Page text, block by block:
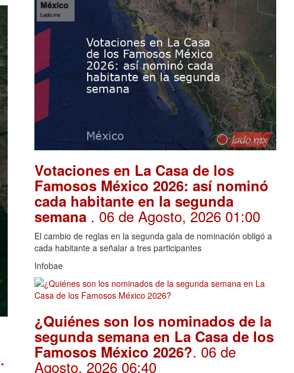
.
Votaciones en La Casa de los
Famosos México 2026: así nominó
cada habitante en la segunda
semana . 06 de Agosto, 2026 01:00
El cambio de reglas en la segunda gala de nominación obligó a
cada habitante a señalar a tres participantes
Infobae
¿Quiénes son los nominados de la
segunda semana en La Casa de los
Famosos México 2026?. 06 de
Agosto, 2026 06:40